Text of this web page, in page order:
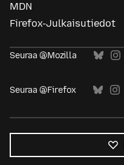
MDN
Firefox-Julkaisutiedot
Seuraa @Mozilla
Seuraa @Firefox